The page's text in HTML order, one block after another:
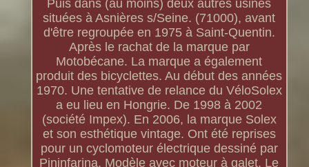
Puis dans (au moins) deux autres usines
situées à Asnières s/Seine. (71000), avant
d'être regroupée en 1975 à Saint-Quentin.
Après le rachat de la marque par
Motobécane. La marque a également
produit des bicyclettes. Au début des années
1970. Une tentative de relance du VéloSolex
a eu lieu en Hongrie. De 1998 à 2002
(société Impex). En 2006, la marque Solex
et son esthétique vintage. Ont été reprises
pour un cyclomoteur électrique dessiné par
Pininfarina. Modèle avec moteur à galet. Le